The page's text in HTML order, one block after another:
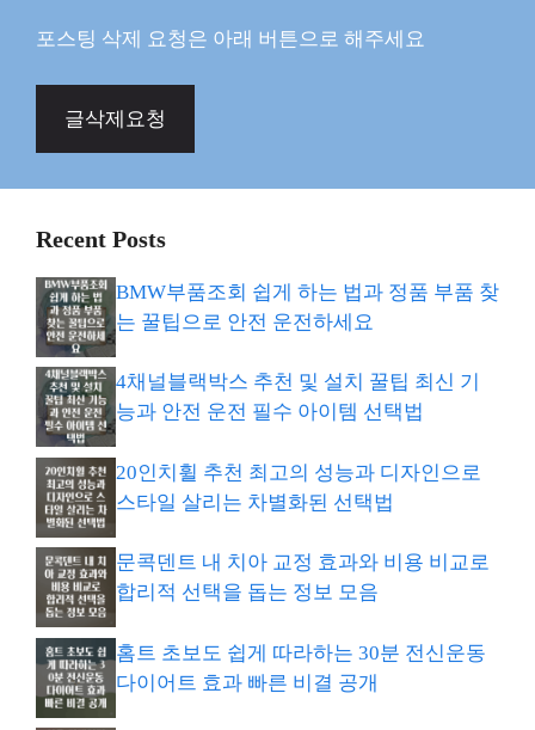
포스팅 삭제 요청은 아래 버튼으로 해주세요
글삭제요청
Recent Posts
BMW부품조회 쉽게 하는 법과 정품 부품 찾
는 꿀팁으로 안전 운전하세요
4채널블랙박스 추천 및 설치 꿀팁 최신 기
능과 안전 운전 필수 아이템 선택법
20인치휠 추천 최고의 성능과 디자인으로
스타일 살리는 차별화된 선택법
문콕덴트 내 치아 교정 효과와 비용 비교로
합리적 선택을 돕는 정보 모음
홈트 초보도 쉽게 따라하는 30분 전신운동
다이어트 효과 빠른 비결 공개